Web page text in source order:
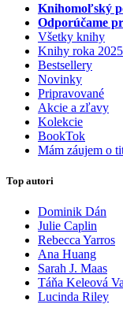
Knihomoľský
Odporúčame
Všetky knihy
Knihy roka 2025
Bestsellery
Novinky
Pripravované
Akcie a zľavy
Kolekcie
BookTok
Mám záujem o
Top autori
Dominik Dán
Julie Caplin
Rebecca Yarros
Ana Huang
Sarah J. Maas
Táňa Keleová
Lucinda Riley